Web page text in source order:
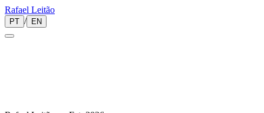
Rafael Leitão
PT / EN